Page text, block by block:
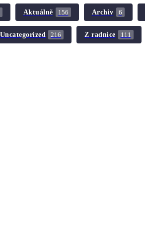
Aktuálně 156 Archiv 6
Uncategorized 216 Z radnice 111